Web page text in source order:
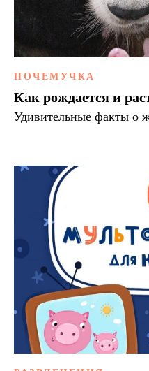
ПОЧЕМУЧКА
Как рождается и
Удивительные факты о
наш канал в